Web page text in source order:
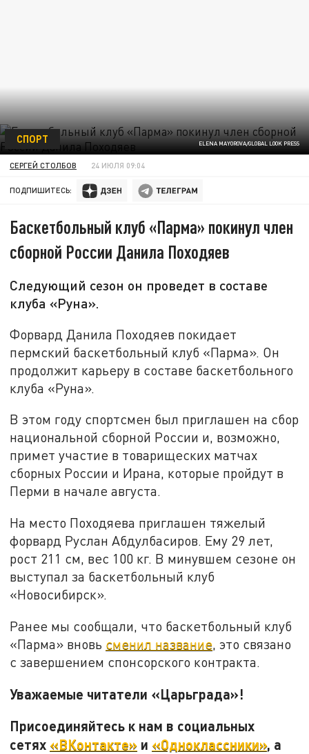
ELENA MAYOROVA/GLOBAL LOOK PRESS
СПОРТ
СЕРГЕЙ СТОЛБОВ 24 ИЮЛЯ 09:04
ПОДПИШИТЕСЬ:
Баскетбольный клуб «Парма» покинул член
сборной России Данила Походяев
Следующий сезон он проведет в составе
клуба «Руна».
Форвард Данила Походяев покидает
пермский баскетбольный клуб «Парма». Он
продолжит карьеру в составе баскетбольного
клуба «Руна».
В этом году спортсмен был приглашен на сбор
национальной сборной России и, возможно,
примет участие в товарищеских матчах
сборных России и Ирана, которые пройдут в
Перми в начале августа.
На место Походяева приглашен тяжелый
форвард Руслан Абдулбасиров. Ему 29 лет,
рост 211 см, вес 100 кг. В минувшем сезоне он
выступал за баскетбольный клуб
«Новосибирск».
Ранее мы сообщали, что баскетбольный клуб
«Парма» вновь сменил название, это связано
с завершением спонсорского контракта.
Уважаемые читатели «Царьграда»!
Присоединяйтесь к нам в социальных
сетях «ВКонтакте» и «Одноклассники», а